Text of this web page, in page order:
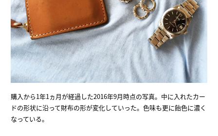
購入から1年1ヵ月が経過した2016年9月時点の写真。中に入れたカー
ドの形状に沿って財布の形が変化していった。色味も更に飴色に濃く
なっている。